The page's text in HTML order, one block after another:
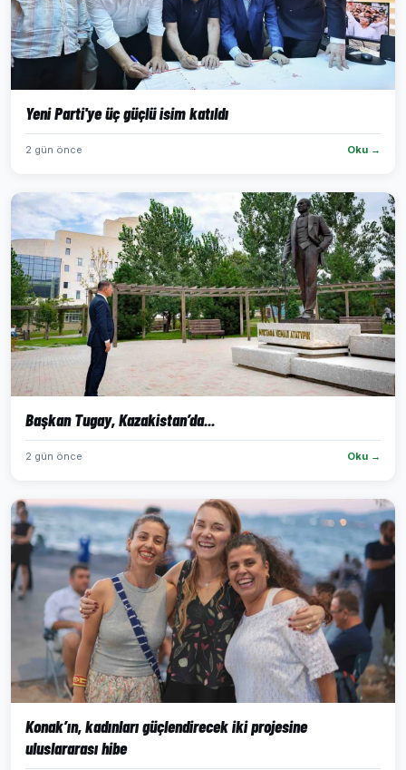
Yeni Parti'ye üç güçlü isim katıldı
2 gün önce Oku →
Başkan Tugay, Kazakistan’da...
2 gün önce Oku →
Konak’ın, kadınları güçlendirecek iki projesine
uluslararası hibe